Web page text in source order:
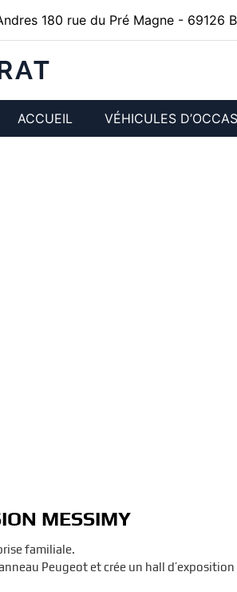
180 rue du Pré Magne - 69126
ACCUEIL VÉHICULES
MESSIMY
familiale.
Peugeot et crée un hall